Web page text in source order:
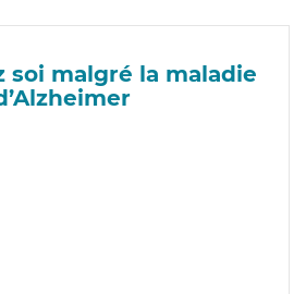
soi malgré la maladie